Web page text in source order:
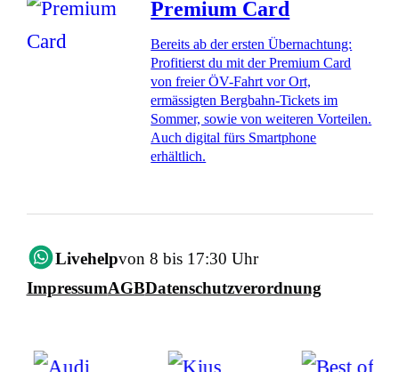
Premium Card
Bereits ab der ersten Übernachtung:
Profitierst du mit der Premium Card
von freier ÖV-Fahrt vor Ort,
ermässigten Bergbahn-Tickets im
Sommer, sowie von weiteren Vorteilen.
Auch digital fürs Smartphone
erhältlich.
Livehelpvon 8 bis 17:30 Uhr
ImpressumAGBDatenschutzverordnung